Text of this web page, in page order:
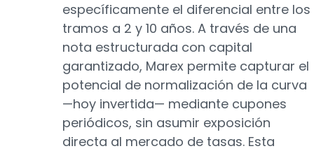
específicamente el diferencial entre los
tramos a 2 y 10 años. A través de una
nota estructurada con capital
garantizado, Marex permite capturar el
potencial de normalización de la curva
—hoy invertida— mediante cupones
periódicos, sin asumir exposición
directa al mercado de tasas. Esta